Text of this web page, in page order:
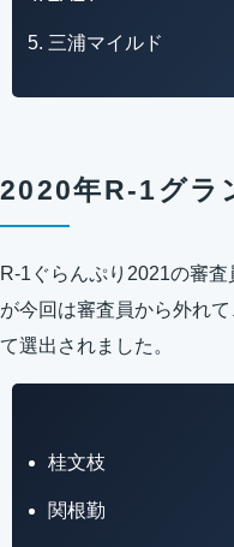
三浦マイルド
2020年R-1グラ
R-1ぐらんぷり2021の審
が今回は審査員から外れ
て選出されました。
桂文枝
関根勤